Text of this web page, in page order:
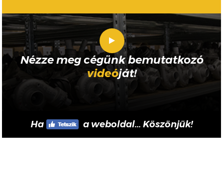
Nézze meg cégünk bemutatkozó
videóját!
Ha a weboldal... Köszönjük!